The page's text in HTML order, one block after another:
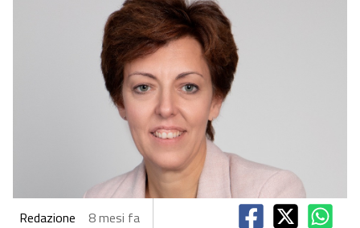
Redazione 8 mesi fa